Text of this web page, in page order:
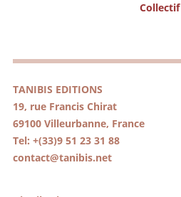
Collectif
TANIBIS EDITIONS
19, rue Francis Chirat
69100 Villeurbanne, France
Tel: +(33)9 51 23 31 88
contact@tanibis.net